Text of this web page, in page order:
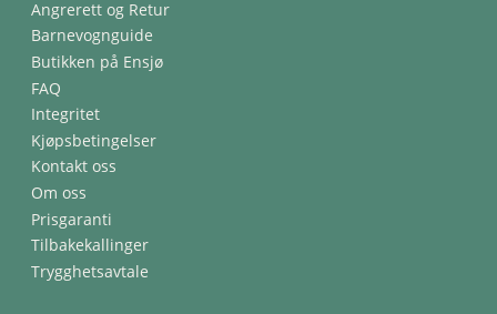
Angrerett og Retur
Barnevognguide
Butikken på Ensjø
FAQ
Integritet
Kjøpsbetingelser
Kontakt oss
Om oss
Prisgaranti
Tilbakekallinger
Trygghetsavtale